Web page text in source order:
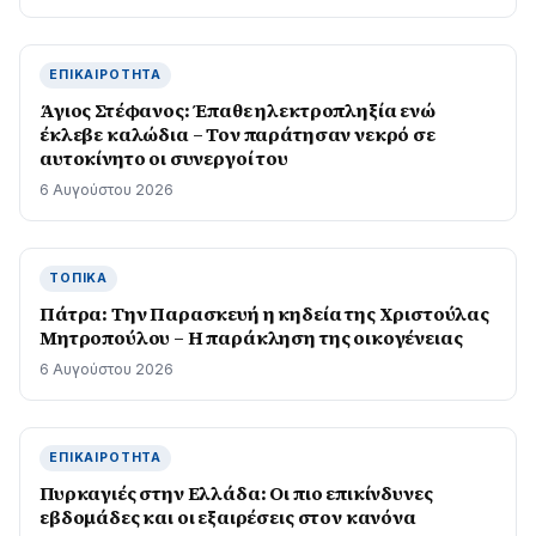
ΕΠΙΚΑΙΡΌΤΗΤΑ
Άγιος Στέφανος: Έπαθε ηλεκτροπληξία ενώ
έκλεβε καλώδια – Τον παράτησαν νεκρό σε
αυτοκίνητο οι συνεργοί του
6 Αυγούστου 2026
ΤΟΠΙΚΆ
Πάτρα: Την Παρασκευή η κηδεία της Χριστούλας
Μητροπούλου – Η παράκληση της οικογένειας
6 Αυγούστου 2026
ΕΠΙΚΑΙΡΌΤΗΤΑ
Πυρκαγιές στην Ελλάδα: Οι πιο επικίνδυνες
εβδομάδες και οι εξαιρέσεις στον κανόνα